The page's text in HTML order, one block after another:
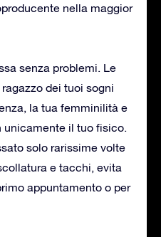
nella maggior
senza problemi. Le
dei tuoi sogni
la tua femminilità e
unicamente il tuo fisico.
solo rarissime volte
e tacchi, evita
appuntamento o per